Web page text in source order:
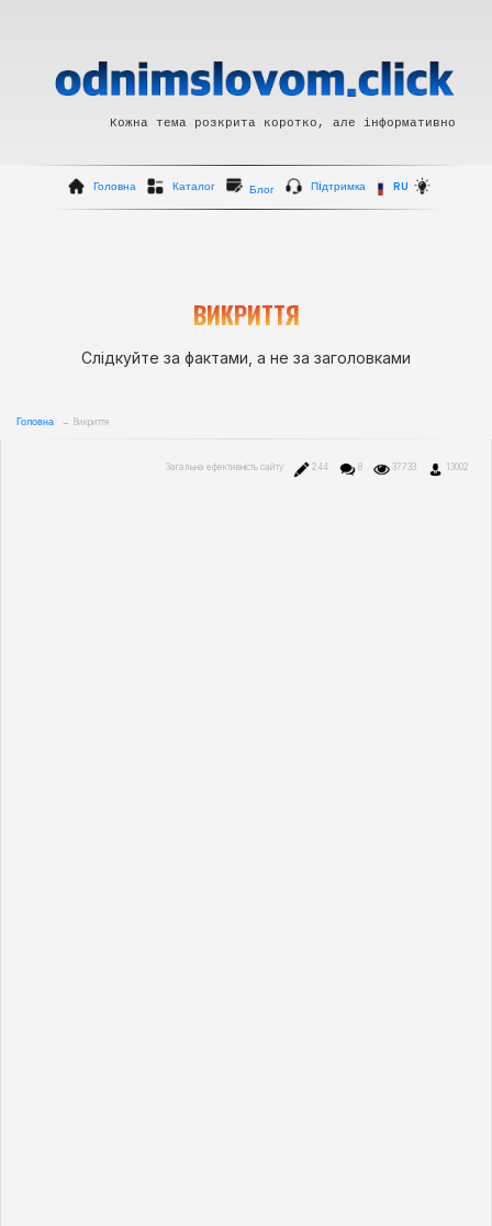
Кожна тема розкрита коротко, але інформативно
Головна Каталог Блог Пiдтримка RU
ВИКРИТТЯ
Слідкуйте за фактами, а не за заголовками
Головна → Викриття
Загальна ефективність сайту 244 8 37733 13002